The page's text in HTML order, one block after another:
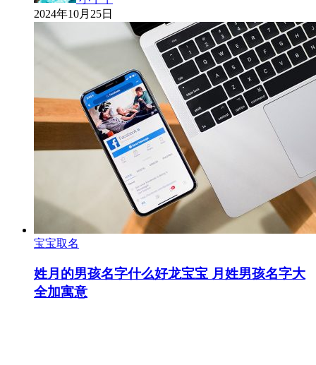
2024年10月25日
宝宝取名
姓月的男孩名字什么好龙宝宝 月姓男孩名字大
全加寓意